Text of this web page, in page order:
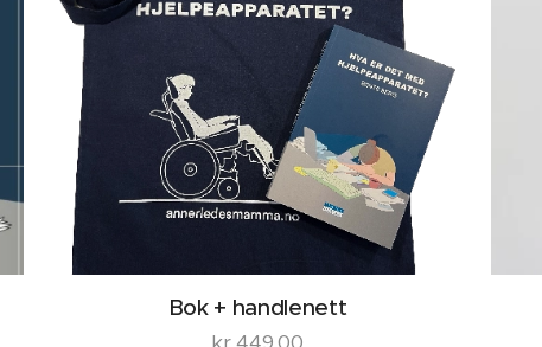
Bok + handlenett